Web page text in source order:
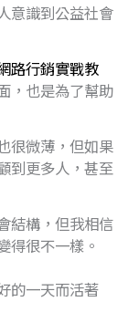
意識到公益社會
路行銷實戰教
，也是為了幫助
很微薄，但如果
到更多人，甚至
結構，但我相信
得很不一樣。
的一天而活著